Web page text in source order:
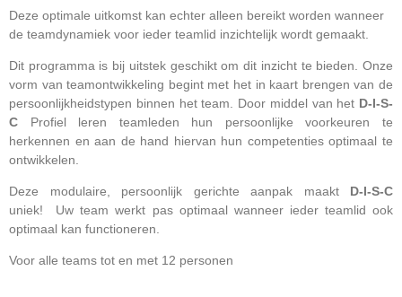
Deze optimale uitkomst kan echter alleen bereikt worden wanneer
de teamdynamiek voor ieder teamlid inzichtelijk wordt gemaakt.
Dit programma is bij uitstek geschikt om dit inzicht te bieden. Onze
vorm van teamontwikkeling begint met het in kaart brengen van de
persoonlijkheidstypen binnen het team. Door middel van het D-I-S-
C Profiel leren teamleden hun persoonlijke voorkeuren te
herkennen en aan de hand hiervan hun competenties optimaal te
ontwikkelen.
Deze modulaire, persoonlijk gerichte aanpak maakt D-I-S-C
uniek! Uw team werkt pas optimaal wanneer ieder teamlid ook
optimaal kan functioneren.
Voor alle teams tot en met 12 personen